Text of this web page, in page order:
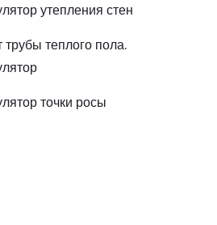
утепления стен
трубы теплого пола.
точки росы